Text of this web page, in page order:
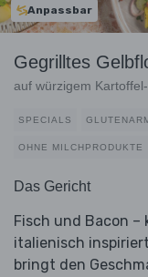
Anpassbar
Gegrilltes
auf würzigem
SPECIALS
OHNE MILCHPRODUKTE
Das Gericht
Fisch und Bacon –
italienisch
bringt den